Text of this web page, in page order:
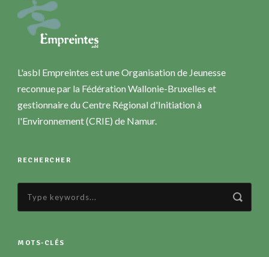
L'asbl Empreintes est une Organisation de Jeunesse
reconnue par la Fédération Wallonie-Bruxelles et
gestionnaire du Centre Régional d'Initiation à
l'Environnement (CRIE) de Namur.
RECHERCHER
MOTS-CLÉS